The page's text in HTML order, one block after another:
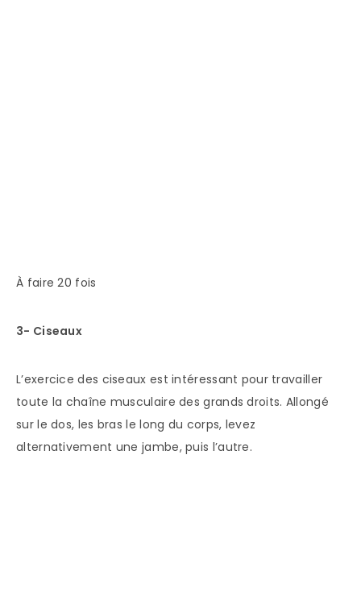
À faire 20 fois
3- Ciseaux
L’exercice des ciseaux est intéressant pour travailler
toute la chaîne musculaire des grands droits. Allongé
sur le dos, les bras le long du corps, levez
alternativement une jambe, puis l’autre.